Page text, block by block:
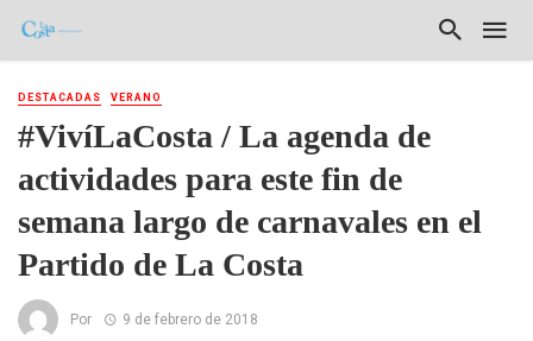
DESTACADAS VERANO
#VivíLaCosta / La agenda de
actividades para este fin de
semana largo de carnavales en el
Partido de La Costa
Por 9 de febrero de 2018